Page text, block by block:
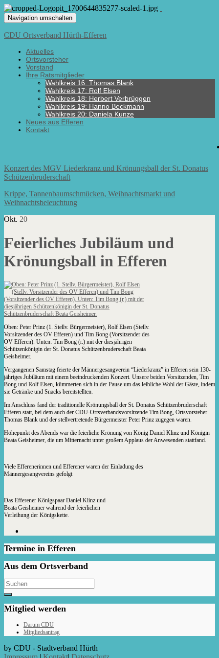
Navigation umschalten
CDU Ortsverband Hürth-Efferen
Aktuelles
Ortsvorsteher
Vorstand
Ihre Ratsmitglieder
Wahlkreis 16: Thomas Blank
Wahlkreis 17: Rolf Elsen
Wahlkreis 18: Herbert Verbrüggen
Wahlkreis 19: Hanno Beckmann
Wahlkreis 20: Daniela Kunze
Neues aus Efferen
Kontakt
Konzert des MGV Liederkranz und Krönungsball der St. Donatus
Schützenbruderschaft
Krippe, Tannenbaumschmücken, Weihnachtsmarkt und
Weihnachtsbeleuchtung
Okt. 20
Feierliches Jubiläum und
Krönungsball in Efferen
Oben: Peter Prinz (1. Stellv. Bürgermeister), Rolf Elsen (Stellv.
Vorsitzender des OV Efferen) und Tim Bong (Vorsitzender des
OV Efferen). Unten: Tim Bong (r.) mit der diesjährigen
Schützenkönigin der St. Donatus Schützenbruderschaft Beata
Geisheimer.
Vergangenen Samstag feierte der Männergesangverein “Liederkranz” in Efferen sein 130-
jähriges Jubiläum mit einem beeindruckenden Konzert. Unsere beiden Vorsitzenden, Tim
Bong und Rolf Elsen, kümmerten sich in der Pause um das leibliche Wohl der Gäste, indem
sie Getränke und Snacks bereitstellten.
Im Anschluss fand der traditionelle Krönungsball der St. Donatus Schützenbruderschaft
Efferen statt, bei dem auch der CDU-Ortsverbandsvorsitzende Tim Bong, Ortsvorsteher
Thomas Blank und der stellvertretende Bürgermeister Peter Prinz zugegen waren.
Höhepunkt des Abends war die feierliche Krönung von König Daniel Klinz und Königin
Beata Geisheimer, die um Mitternacht unter großem Applaus der Anwesenden stattfand.
Viele Efferenerinnen und Efferener waren der Einladung des
Männergesangvereins gefolgt
Das Efferener Königspaar Daniel Klinz und
Beata Geisheimer während der feierlichen
Verleihung der Königskette.
Termine in Efferen
Aus dem Ortsverband
Search
for:
Mitglied werden
Darum CDU
Mitgliedsantrag
by CDU - Stadtverband Hürth